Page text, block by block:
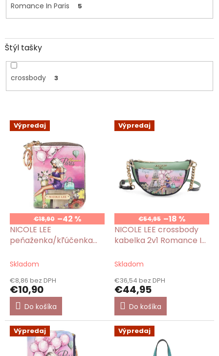
Romance In Paris 5
Štýl tašky
crossbody 3
V
u
o
Výpredaj
€18,90 –42 %
NICOLE LEE
peňaženka/kľúčenka
Skladom
€8,86 bez DPH
€10,90
Do košíka
Výpredaj
€54,95 –18 %
NICOLE LEE crossbody
kabelka 2v1 Romance In
Skladom
€36,54 bez DPH
€44,95
Do košíka
Výpredaj Výpredaj